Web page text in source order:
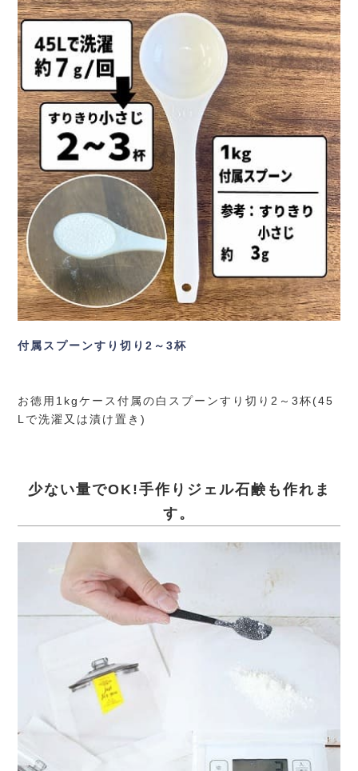
付属スプーンすり切り2～3杯
お徳用1kgケース付属の白スプーンすり切り2～3杯(45
Lで洗濯又は漬け置き)
少ない量でOK!手作りジェル石鹸も作れま
す。